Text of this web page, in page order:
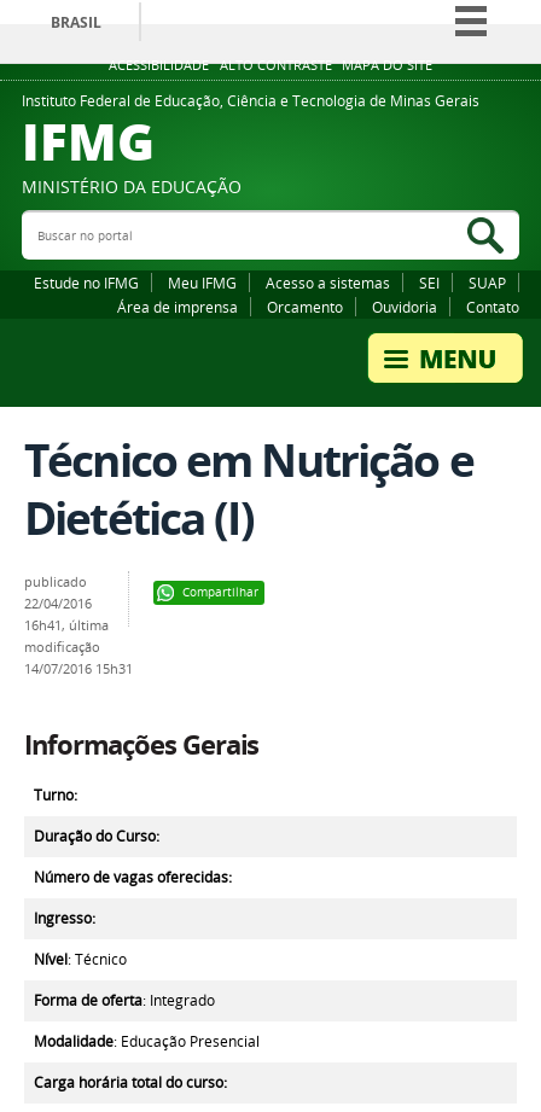
ACESSIBILIDADE ALTO CONTRASTE MAPA DO SITE
BRASIL
Simplifique!
Comunica BR
Legislação
Instituto Federal de Educação, Ciência e Tecnologia de Minas Gerais
IFMG
MINISTÉRIO DA EDUCAÇÃO
Buscar no portal
Estude no IFMG Meu IFMG Acesso a sistemas SEI
SUAP
Área de imprensa
Orcamento Ouvidoria Contato
Técnico em Nutrição e
Dietética (I)
Compartilhar
publicado
22/04/2016
16h41, última
modificação
14/07/2016 15h31
Informações Gerais
Turno:
Duração do Curso:
Número de vagas oferecidas:
Ingresso:
Nível: Técnico
Forma de oferta: Integrado
Modalidade: Educação Presencial
Carga horária total do curso: